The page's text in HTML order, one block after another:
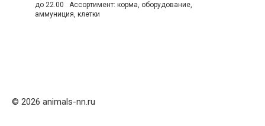
до 22.00 Ассортимент: корма, оборудование,
аммуниция, клетки
© 2026 animals-nn.ru